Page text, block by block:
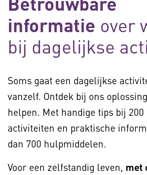
informatie over
bij dagelijkse
Soms gaat een dagelijkse
vanzelf. Ontdek bij ons
helpen. Met handige tips bij
activiteiten en praktische
dan 700 hulpmiddelen.
Voor een zelfstandig leven, met